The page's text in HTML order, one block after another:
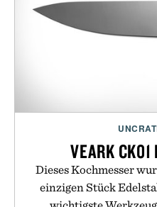
VEARK CK01
Dieses Kochmesser
einzigen Stück